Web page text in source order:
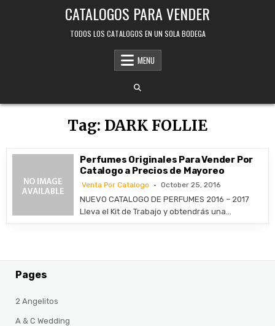
CATALOGOS PARA VENDER
TODOS LOS CATALOGOS EN UN SOLA BODEGA
MENU
Tag: DARK FOLLIE
Perfumes Originales Para Vender Por
Catalogo a Precios de Mayoreo
Venta Por Catalogo October 25, 2016
NUEVO CATALOGO DE PERFUMES 2016 – 2017
Lleva el Kit de Trabajo y obtendrás una…
Pages
2 Angelitos
A & C Wedding